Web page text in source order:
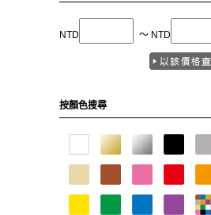
NTD 〜 NTD
按顏色搜尋